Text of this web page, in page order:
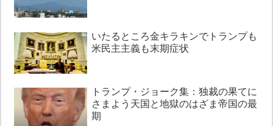
いたるところ金キラキンでトランプも
米民主主義も末期症状
トランプ・ジョーク集：独裁の果てに
さまよう天国と地獄のはざま帝国の最
期